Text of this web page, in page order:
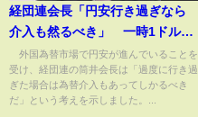
経団連会長「円安行き過ぎなら
介入も然るべき」 一時1ドル＝
159円台に(2026年1月13日)
外国為替市場で円安が進んでいることを
受け、経団連の筒井会長は「過度に行き過
ぎた場合は為替介入もあってしかるべき
だ」という考えを示しました。...